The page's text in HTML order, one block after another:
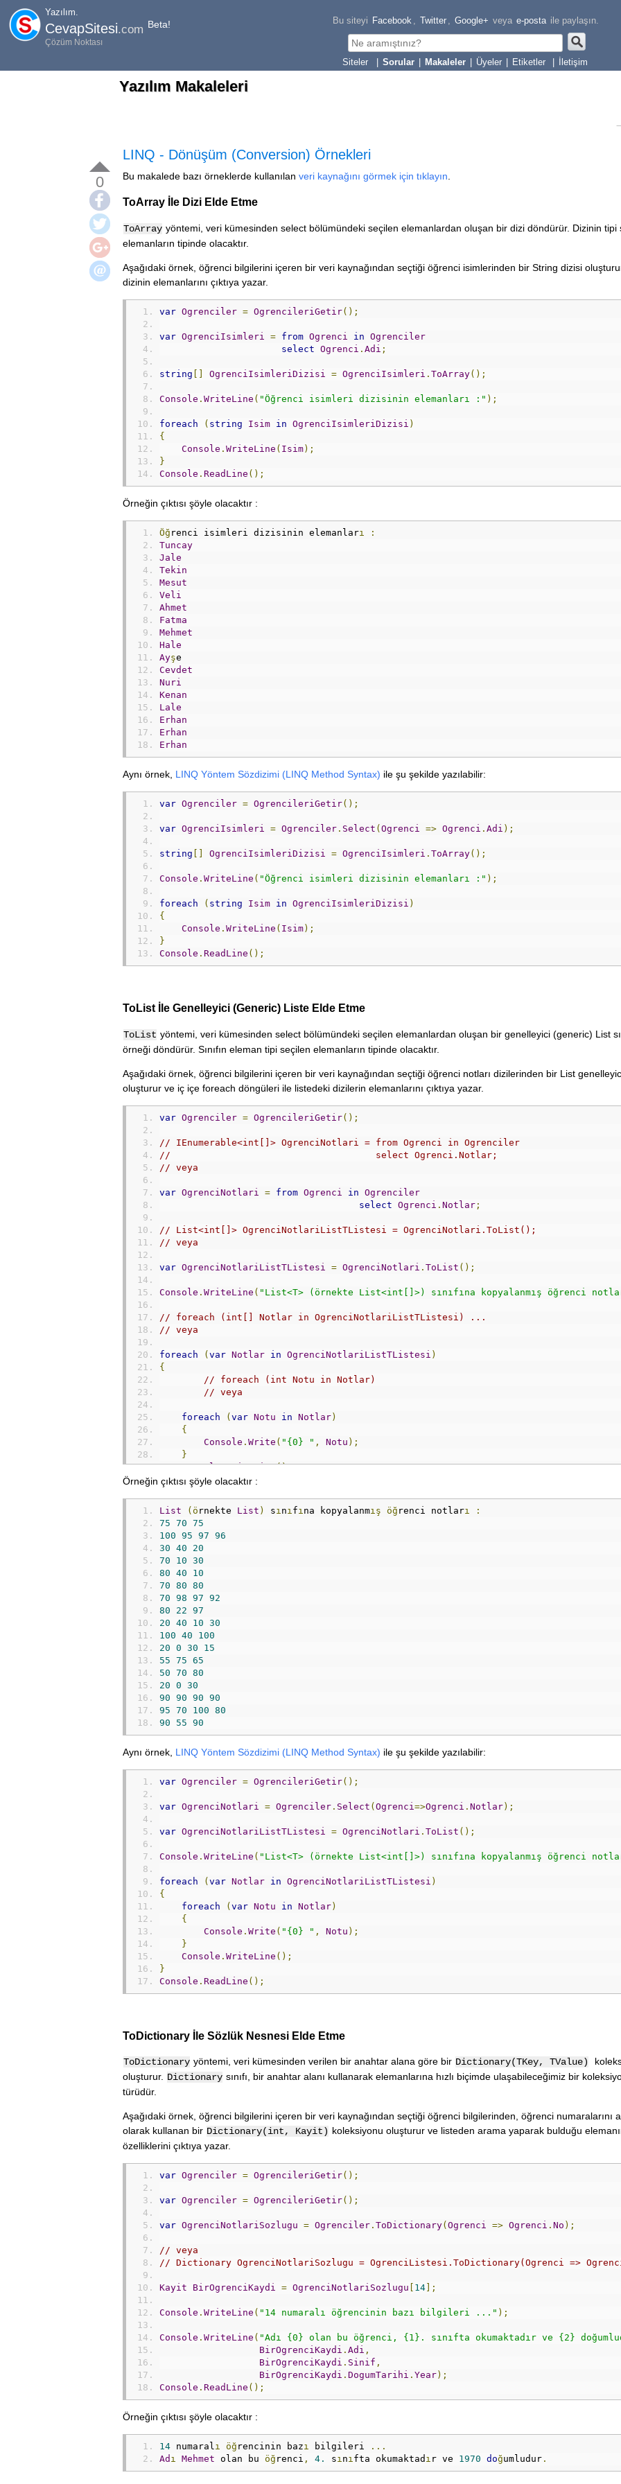
Yazılım.
CevapSitesi.com Beta!
Çözüm Noktası
Bu siteyi Facebook , Twitter , Google+ veya e-posta ile paylaşın.
Sorular Makaleler Üyeler Etiketler İletişim
Yazılım Makaleleri
0
LINQ - Dönüşüm (Conversion) Örnekleri
Bu makalede bazı örneklerde kullanılan veri kaynağını görmek için tıklayın
ToArray İle Dizi Elde Etme
ToArray yöntemi, veri kümesinden select bölümündeki seçilen elemanlardan oluşan bir dizi döndürür. Dizinin tipi
elemanların tipinde olacaktır.
Aşağıdaki örnek, öğrenci bilgilerini içeren bir veri kaynağından seçtiği öğrenci isimlerinden bir String dizisi
dizinin elemanlarını çıktıya yazar.
var Ogrenciler = OgrencileriGetir();
var OgrenciIsimleri = from Ogrenci in Ogrenciler
select Ogrenci . Adi ;
string OgrenciIsimleriDizisi = OgrenciIsimleri . ToArray();
Console . WriteLine ( "Öğrenci isimleri dizisinin elemanları :" );
foreach ( string Isim in OgrenciIsimleriDizisi )
{
Console . WriteLine ( Isim);
}
Console . ReadLine ();
Örneğin çıktısı şöyle olacaktır :
Öğ renci isimleri dizisinin elemanları
:
Tuncay
Jale
Tekin
Mesut
Veli
Ahmet
Fatma
Mehmet
Hale
Ayşe
Cevdet
Nuri
Kenan
Lale
Erhan
Erhan
Erhan
Aynı örnek, LINQ Yöntem Sözdizimi (LINQ Method Syntax) ile şu şekilde yazılabilir:
var Ogrenciler = OgrencileriGetir();
var OgrenciIsimleri = Ogrenciler . Select ( Ogrenci => Ogrenci . Adi );
string OgrenciIsimleriDizisi = OgrenciIsimleri . ToArray();
Console . WriteLine ( "Öğrenci isimleri dizisinin elemanları :" );
foreach ( string Isim in OgrenciIsimleriDizisi )
{
Console . WriteLine ( Isim);
}
Console . ReadLine ();
ToList İle Genelleyici (Generic) Liste Elde Etme
ToList yöntemi, veri kümesinden select bölümündeki seçilen elemanlardan oluşan bir genelleyici (generic) List
örneği döndürür. Sınıfın eleman tipi seçilen elemanların tipinde olacaktır.
Aşağıdaki örnek, öğrenci bilgilerini içeren bir veri kaynağından seçtiği öğrenci notları dizilerinden bir List
oluşturur ve iç içe foreach döngüleri ile listedeki dizilerin elemanlarını çıktıya yazar.
var Ogrenciler = OgrencileriGetir();
// IEnumerable<int[]> OgrenciNotlari = from Ogrenci in Ogrenciler
//                                     select Ogrenci.Notlar;
// veya
var OgrenciNotlari = from Ogrenci in Ogrenciler
select Ogrenci . Notlar ;
// List<int[]> OgrenciNotlariListTListesi = OgrenciNotlari.ToList();
// veya
var OgrenciNotlariListTListesi = OgrenciNotlari . ToList ();
Console . WriteLine ( "List<T> (örnekte List<int[]>) sınıfına kopyalanmış öğrenci
// foreach (int[] Notlar in OgrenciNotlariListTListesi) ...
// veya
foreach (var Notlar in OgrenciNotlariListTListesi )
{
// foreach (int Notu in Notlar)
// veya
foreach (var Notu in Notlar)
{
Console . Write ( "{0} " , Notu );
}
Console.WriteLine();
}
Örneğin çıktısı şöyle olacaktır :
List (ö rnekte List ) sı nı fı na kopyalanmış öğ renci notları
:
75 70 75
100 95 97 96
30 40
20
70
10 30
80 40
10
70 80 80
70 98 97 92
80
22 97
20 40 10 30
100 40
100
20 0 30
15
55 75 65
50 70 80
20 0 30
90 90 90 90
95 70 100 80
90
55 90
Aynı örnek, LINQ Yöntem Sözdizimi (LINQ Method Syntax) ile şu şekilde yazılabilir:
var Ogrenciler = OgrencileriGetir();
var OgrenciNotlari = Ogrenciler . Select (Ogrenci =>Ogrenci . Notlar);
var OgrenciNotlariListTListesi = OgrenciNotlari . ToList ();
Console . WriteLine ( "List<T> (örnekte List<int[]>) sınıfına kopyalanmış öğrenci
foreach (var Notlar in OgrenciNotlariListTListesi )
{
foreach
(var Notu in Notlar)
{
Console . Write ( "{0} " , Notu );
}
Console . WriteLine ();
}
Console . ReadLine ();
ToDictionary İle Sözlük Nesnesi Elde Etme
ToDictionary yöntemi, veri kümesinden verilen bir anahtar alana göre bir Dictionary(TKey, TValue)
oluşturur. Dictionary sınıfı, bir anahtar alanı kullanarak elemanlarına hızlı biçimde ulaşabileceğimiz bir
türüdür.
Aşağıdaki örnek, öğrenci bilgilerini içeren bir veri kaynağından seçtiği öğrenci bilgilerinden, öğrenci numaralarını
olarak kullanan bir Dictionary(int, Kayit) koleksiyonu oluşturur ve listeden arama yaparak bulduğu
özelliklerini çıktıya yazar.
var Ogrenciler = OgrencileriGetir();
var Ogrenciler = OgrencileriGetir();
var OgrenciNotlariSozlugu = Ogrenciler . ToDictionary( Ogrenci => Ogrenci . No );
// veya
// Dictionary OgrenciNotlariSozlugu = OgrenciListesi.ToDictionary(Ogrenci =>
Kayit BirOgrenciKaydi = OgrenciNotlariSozlugu 14 ];
Console . WriteLine ( "14 numaralı öğrencinin bazı bilgileri ..." );
Console . WriteLine ( "Adı {0} olan bu öğrenci, {1}. sınıfta okumaktadır ve {2}
BirOgrenciKaydi . Adi ,
BirOgrenciKaydi . Sinif ,
BirOgrenciKaydi . DogumTarihi . Year);
Console . ReadLine ();
Örneğin çıktısı şöyle olacaktır :
14 numaralı öğ rencinin bazı bilgileri
...
Ad ı Mehmet olan bu öğ renci , 4. sınıfta okumaktad ı r ve 1970 doğumludur .